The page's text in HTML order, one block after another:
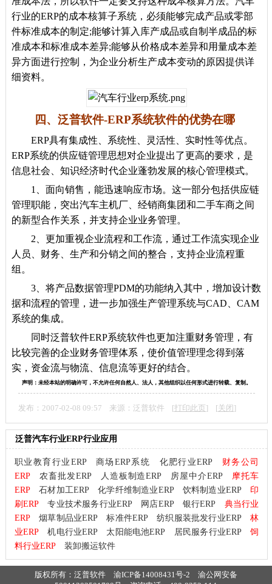
行业的ERP的成本核算子系统，必须能够完成产品或零部
件标准成本的制定;能够计算入库产成品或自制半成品的标
准成本和标准成本差异;能够从价格成本差异和用量成本差
异方面进行控制，为企业分析生产成本变动的原因提供详
细资料。
四、泛普软件-ERP系统软件的优势在哪
ERP具有集成性、系统性、灵活性、实时性等优点。
ERP系统的供应链管理思想对企业提出了更高的要求，是
信息社会、知识经济时代企业蓬勃发展的核心管理模式。
1、面向销售，能迅速响应市场。这一部分包括供应链
管理职能，突出汽车主机厂、经销商集团和二手车商之间
的新型合作关系，并支持企业业务管理。
2、更加重视企业流程和工作流，通过工作流实现企业
人员、财务、生产和分销之间的整合，支持企业流程重
组。
3、将产品数据管理PDM的功能纳入其中，增加设计数
据和流程的管理，进一步加强生产管理系统与CAD、CAM
系统的集成。
同时泛普软件ERP系统软件也更加注重财务管理，有
比较完善的企业财务管理体系，使价值管理理念得到落
实，资金流与物流、信息流等更好的结合。
声明：未经本站的明确许可，不允许任何自然人、法人，其他组织以任何形式进行转载、复制。
发布：2007-02-08 09:57 来源：泛普软件 [打印此页] [关闭 ]
泛普汽车行业ERP行业应用
职业教育行业ERP 商场ERP系统 化肥行业ERP
财务公司
ERP
农畜批发ERP 人造板制造ERP 房屋中介ERP
摩托车
ERP
石材加工ERP 化学纤维制造业ERP 饮料制造业ERP
印
刷ERP
专业技术服务行业ERP 网店ERP 银行ERP
典当行业
ERP
烟草制品业ERP 标准件ERP 纺织服装批发行业ERP
林
业ERP
机电行业ERP 太阳能电池ERP 居民服务行业ERP
饲
料行业ERP
装卸搬运软件
版权所有：泛普软件 渝ICP备14008431号-2
渝公网安备